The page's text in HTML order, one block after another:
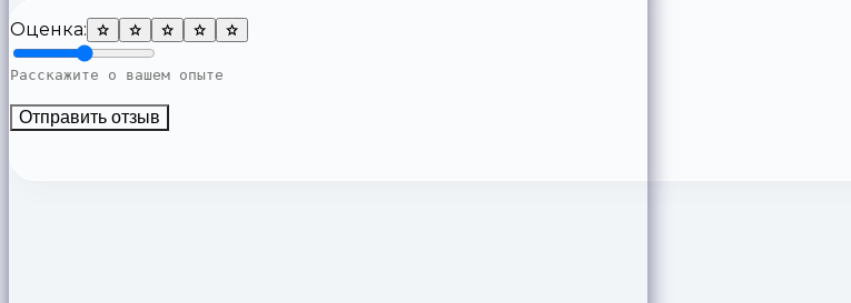
Оценка:
Отправить отзыв